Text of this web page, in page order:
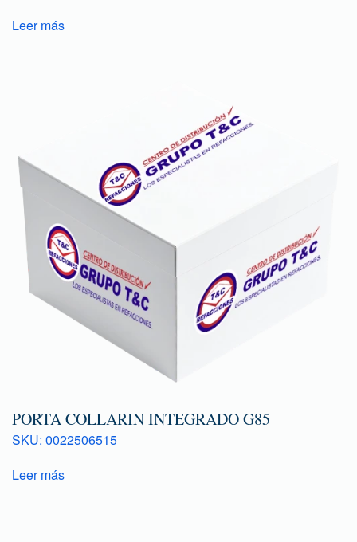
Leer más
PORTA COLLARIN INTEGRADO G85
SKU: 0022506515
Leer más